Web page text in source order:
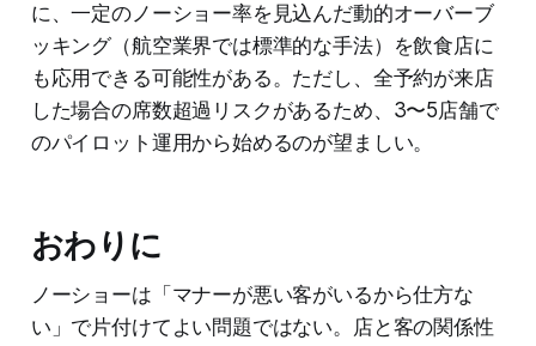
に、一定のノーショー率を見込んだ動的オーバーブ
ッキング（航空業界では標準的な手法）を飲食店に
も応用できる可能性がある。ただし、全予約が来店
した場合の席数超過リスクがあるため、3〜5店舗で
のパイロット運用から始めるのが望ましい。
おわりに
ノーショーは「マナーが悪い客がいるから仕方な
い」で片付けてよい問題ではない。店と客の関係性